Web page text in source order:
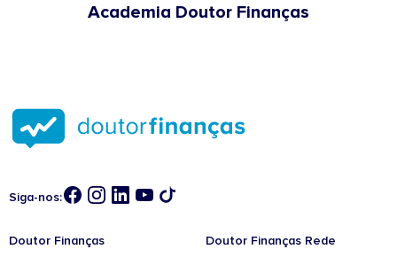
Academia Doutor Finanças
Siga-nos:
Doutor Finanças Doutor Finanças Rede